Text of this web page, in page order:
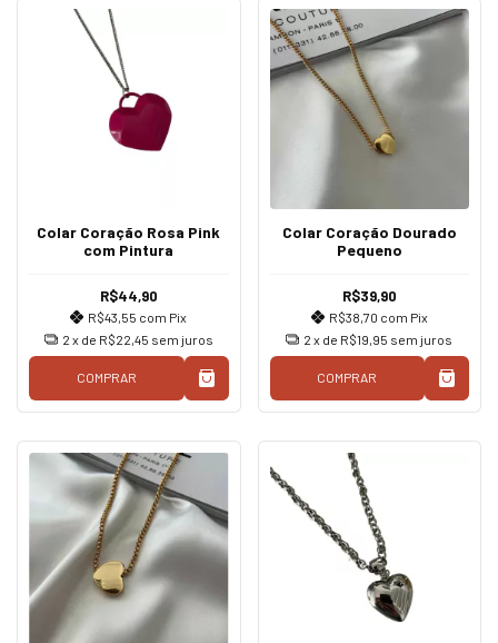
Colar Coração Rosa Pink
com Pintura
R$44,90
R$43,55 com Pix
2 x de R$22,45 sem juros
COMPRAR
Colar Coração Dourado
Pequeno
R$39,90
R$38,70 com Pix
2 x de R$19,95 sem juros
COMPRAR